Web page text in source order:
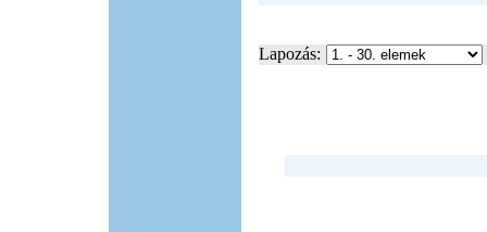
Lapozás: